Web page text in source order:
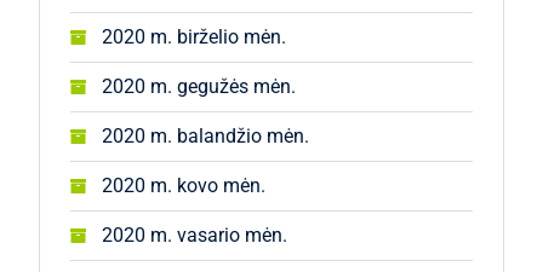
2020 m. birželio mėn.
2020 m. gegužės mėn.
2020 m. balandžio mėn.
2020 m. kovo mėn.
2020 m. vasario mėn.